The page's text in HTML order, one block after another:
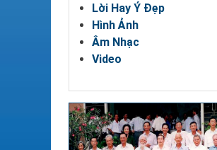
Lời Hay Ý Đẹp
Hình Ảnh
Âm Nhạc
Video